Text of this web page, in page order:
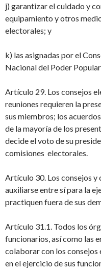
j) garantizar el cuidado y
equipamiento y otros
electorales; y
k) las asignadas por el
Nacional del Poder
Artículo 29. Los consejos
reuniones requieren la
sus miembros; los
de la mayoría de los
decide el voto de su
comisiones electorales.
Artículo 30. Los consejos
auxiliarse entre sí para la
practiquen fuera de sus
Artículo 31.1. Todos los
funcionarios, así como las
colaborar con los consejos
en el ejercicio de sus